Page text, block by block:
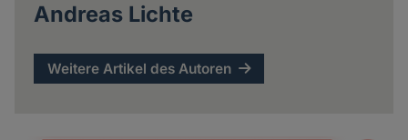
Andreas Lichte
Weitere Artikel des Autoren